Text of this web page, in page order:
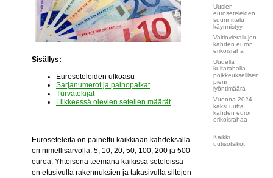
Sisällys:
Euroseteleiden ulkoasu
Sarjanumerot ja painopaikat
Turvatekijät
Liikkeessä olevien setelien määrät
Euroseteleitä on painettu kaikkiaan kahdeksalla
eri nimellisarvolla: 5, 10, 20, 50, 100, 200 ja 500
euroa. Yhteisenä teemana kaikissa seteleissä
on etusivulla rakennuksien ja takasivulla siltojen
Uusien
euroseteleiden
suunnittelu
käynnistyy
Valtiovierailujen
kahden euron
erikoisraha
Uudella
kultarahalla
poikkeuksellisen
pieni
lyöntimäärä
Vuonna 2024
kaksi uutta
kahden euron
erikoisrahaa
Kaikki
uutisotsikot